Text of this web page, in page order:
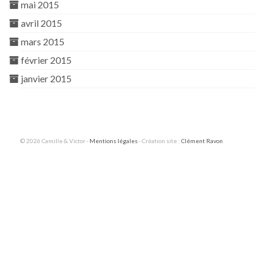
mai 2015
avril 2015
mars 2015
février 2015
janvier 2015
© 2026 Camille & Victor - Mentions légales- Création site : Clément Ravon